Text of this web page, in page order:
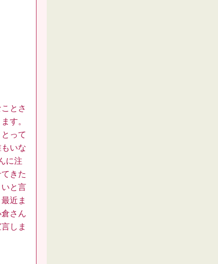
とさ
す。
って
いな
に注
きた
と言
近ま
さん
しま